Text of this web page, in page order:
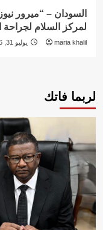
السودان – “ميرور
لمركز السلام لجراحة
maria khalil يوليو 31, 2026
لربما فاتك